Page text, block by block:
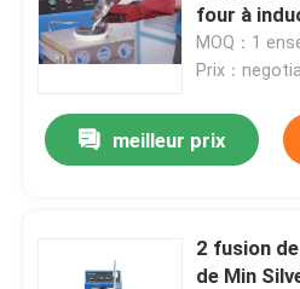
four à
15kw
MOQ：1
Prix：
meilleur prix
2 fusion
de Min